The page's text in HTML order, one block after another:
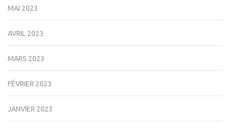
MAI 2023
AVRIL 2023
MARS 2023
FÉVRIER 2023
JANVIER 2023